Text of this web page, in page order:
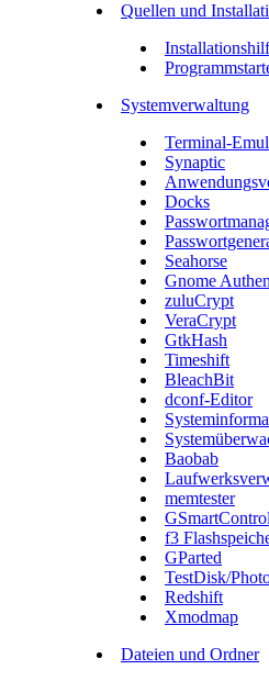
Quellen und
Systemverwaltung
Terminal-
Synaptic
Docks
Seahorse
Gnome
zuluCrypt
VeraCrypt
GtkHash
Timeshift
BleachBit
dconf-Editor
Baobab
memtester
GSmartControl
f3
GParted
TestDisk/
Redshift
Xmodmap
Dateien und Ordner